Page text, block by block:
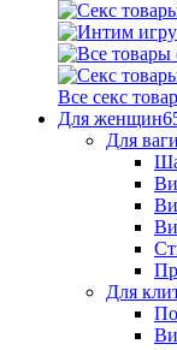
Все секс
Для женщин
Для
Для